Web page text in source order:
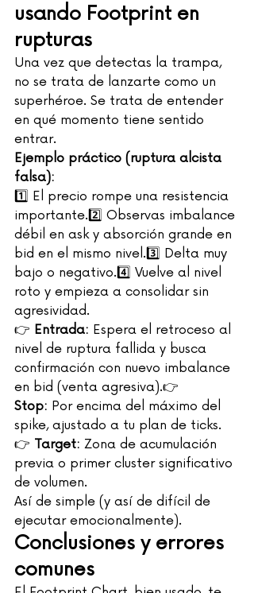
usando Footprint en
rupturas
Una vez que detectas la trampa,
no se trata de lanzarte como un
superhéroe. Se trata de entender
en qué momento tiene sentido
entrar.
Ejemplo práctico (ruptura alcista
falsa):
1️⃣ El precio rompe una resistencia
importante.2️⃣ Observas imbalance
débil en ask y absorción grande en
bid en el mismo nivel.3️⃣ Delta muy
bajo o negativo.4️⃣ Vuelve al nivel
roto y empieza a consolidar sin
agresividad.
👉 Entrada: Espera el retroceso al
nivel de ruptura fallida y busca
confirmación con nuevo imbalance
en bid (venta agresiva).👉
Stop: Por encima del máximo del
spike, ajustado a tu plan de ticks.
👉 Target: Zona de acumulación
previa o primer cluster significativo
de volumen.
Así de simple (y así de difícil de
ejecutar emocionalmente).
Conclusiones y errores
comunes